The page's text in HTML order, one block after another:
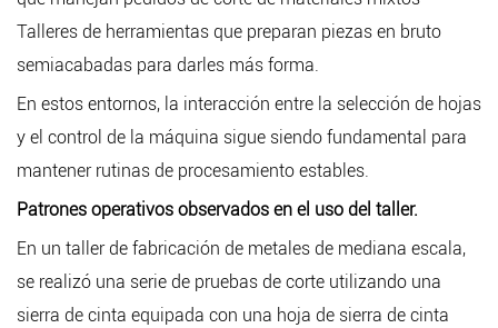
Talleres de herramientas que preparan piezas en bruto
semiacabadas para darles más forma.
En estos entornos, la interacción entre la selección de hojas
y el control de la máquina sigue siendo fundamental para
mantener rutinas de procesamiento estables.
Patrones operativos observados en el uso del taller.
En un taller de fabricación de metales de mediana escala,
se realizó una serie de pruebas de corte utilizando una
sierra de cinta equipada con una hoja de sierra de cinta